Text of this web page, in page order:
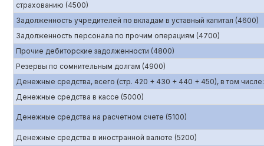
страхованию (4500)
Задолженность учредителей по вкладам в уставный капитал (4600)
Задолженность персонала по прочим операциям (4700)
Прочие дебиторские задолженности (4800)
Резервы по сомнительным долгам (4900)
Денежные средства, всего (стр. 420 + 430 + 440 + 450), в том числе:
Денежные средства в кассе (5000)
Денежные средства на расчетном счете (5100)
Денежные средства в иностранной валюте (5200)